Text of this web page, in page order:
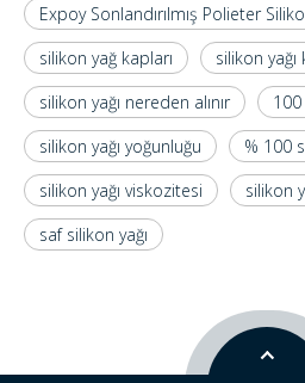
Expoy Sonlandırılmış Polieter
silikon yağ kapları
silikon
silikon yağı nereden alınır
100
silikon yağı yoğunluğu
% 100
silikon yağı viskozitesi
silikon
saf silikon yağı